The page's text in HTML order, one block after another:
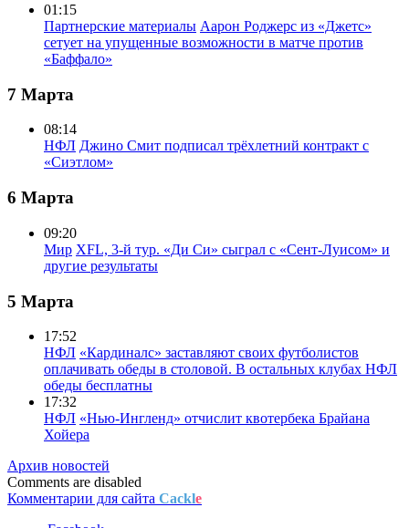
01:15
Партнерские материалы Аарон Роджерс из «Джетс»
сетует на упущенные возможности в матче против
«Баффало»
7 Марта
08:14
НФЛ Джино Смит подписал трёхлетний контракт с
«Сиэтлом»
6 Марта
09:20
Мир XFL, 3-й тур. «Ди Си» сыграл с «Сент-Луисом» и
другие результаты
5 Марта
17:52
НФЛ «Кардиналс» заставляют своих футболистов
оплачивать обеды в столовой. В остальных клубах НФЛ
обеды бесплатны
17:32
НФЛ «Нью-Ингленд» отчислит квотербека Брайана
Хойера
Архив новостей
Comments are disabled
Комментарии для сайта Cackle